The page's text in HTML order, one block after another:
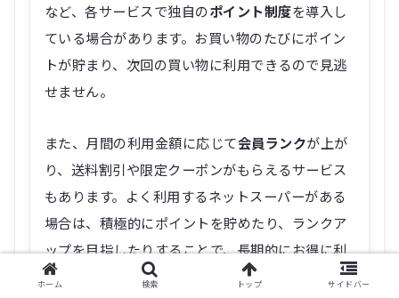
など、各サービスで独自のポイント制度を導入し
ている場合があります。お買い物のたびにポイン
トが貯まり、次回の買い物に利用できるので見逃
せません。
また、月間の利用金額に応じて会員ランクが上が
り、送料割引や限定クーポンがもらえるサービス
もあります。よく利用するネットスーパーがある
場合は、積極的にポイントを貯めたり、ランクア
ップを目指したりすることで、長期的にお得に利
用できます。
ホーム 検索 トップ サイドバー